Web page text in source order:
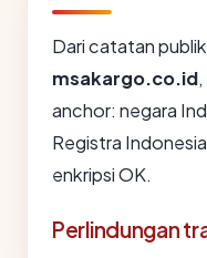
Dari catatan
msakargo.co.id
anchor: negara
Registra
enkripsi OK.
Perlindungan